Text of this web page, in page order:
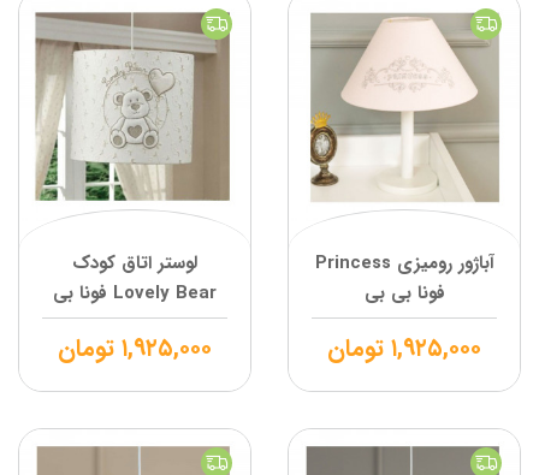
آباژور رومیزی Princess
فونا بی بی
۱,۹۲۵,۰۰۰تومان
لوستر اتاق کودک
Lovely Bear فونا بی
بی
۱,۹۲۵,۰۰۰تومان